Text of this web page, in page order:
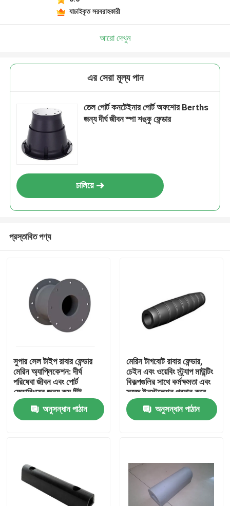
পণ্য
আমাদের সম্পর্কে
যাচাইকৃত সরবরাহকারী
আরো দেখুন
এর সেরা মূল্য পান
তেল পোর্ট কনটেইনার পোর্ট অফশোর Berths
জন্য দীর্ঘ জীবন স্পা শঙ্কু ফেন্ডার
চালিয়ে
প্রস্তাবিত পণ্য
সুপার সেল টাইপ রাবার ফেন্ডার
মেরিন অ্যাপ্লিকেশন: দীর্ঘ
পরিষেবা জীবন এবং পোর্ট
ফেন্ডারিংয়ের জন্য কম টিল্ট
কম্প্রেশন বৈশিষ্ট্যযুক্ত
অনুসন্ধান পাঠান
মেরিন টাগবোট রাবার ফেন্ডার,
চেইন এবং ওয়েবিং স্ট্র্যাপ মাউন্টিং
বিকল্পগুলির সাথে কর্মক্ষমতা এবং
সহজ ইনস্টলেশন প্রদান করে
অনুসন্ধান পাঠান